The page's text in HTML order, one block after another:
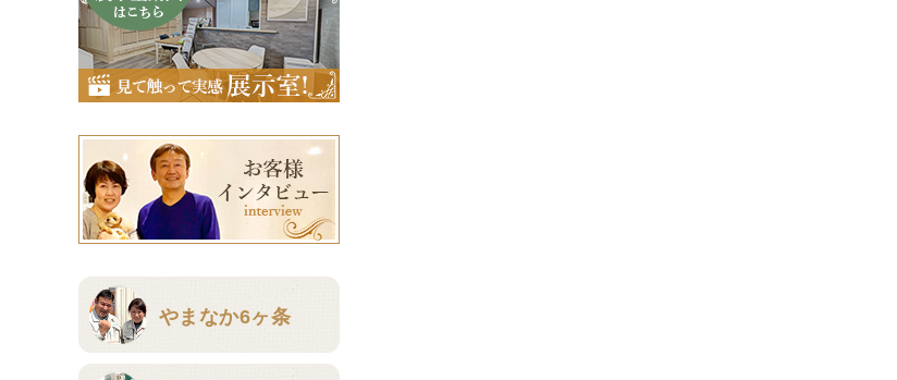
やまなか6ヶ条